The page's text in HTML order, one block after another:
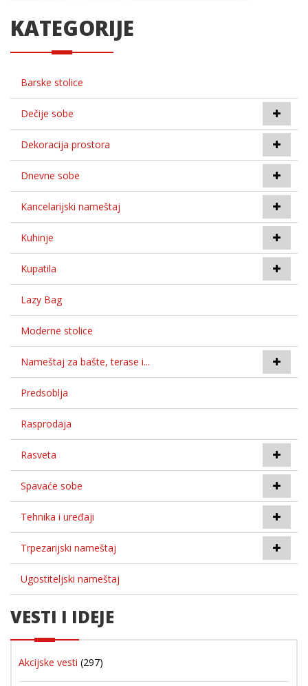
KATEGORIJE
Barske stolice
Dečije sobe
Dekoracija prostora
Dnevne sobe
Kancelarijski nameštaj
Kuhinje
Kupatila
Lazy Bag
Moderne stolice
Nameštaj za bašte, terase i...
Predsoblja
Rasprodaja
Rasveta
Spavaće sobe
Tehnika i uređaji
Trpezarijski nameštaj
Ugostiteljski nameštaj
VESTI I IDEJE
Akcijske vesti (297)